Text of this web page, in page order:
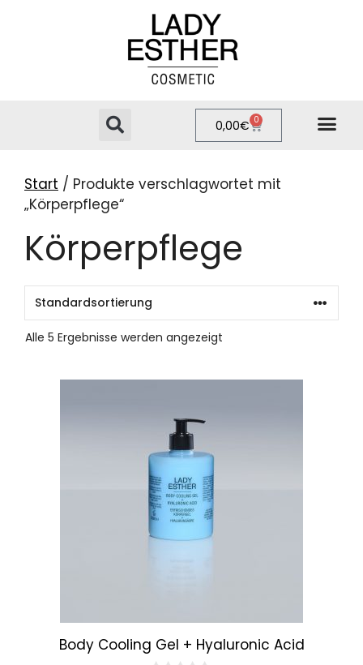
0,00€ 0
Start / Produkte verschlagwortet mit
„Körperpflege“
Körperpflege
Alle 5 Ergebnisse werden angezeigt
Body Cooling Gel + Hyaluronic Acid